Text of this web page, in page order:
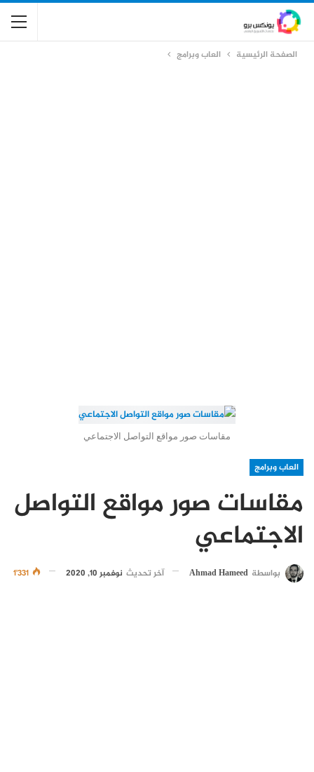
الصفحة الرئيسية العاب وبرامج
مقاسات صور مواقع التواصل الاجتماعي
العاب وبرامج
مقاسات صور مواقع التواصل
الاجتماعي
بواسطة Ahmad Hameed آخر تحديث نوفمبر 10, 2020